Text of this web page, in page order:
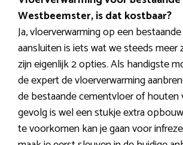
Westbeemster, is dat kostbaar?
Ja, vloerverwarming op een
aansluiten is iets wat we steeds meer
zijn eigenlijk 2 opties. Als handigste
de expert de vloerverwarming
de bestaande cementvloer of houten
gevolg is wel een stukje extra
te voorkomen kan je gaan voor